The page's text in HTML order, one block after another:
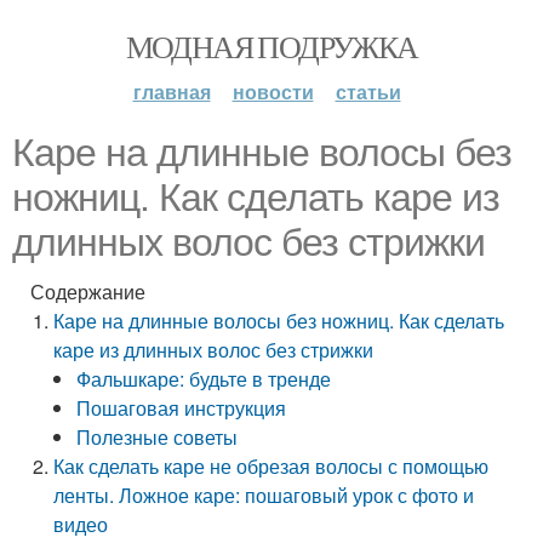
МОДНАЯ ПОДРУЖКА
главная новости статьи
Каре на длинные волосы без
ножниц. Как сделать каре из
длинных волос без стрижки
Содержание
Каре на длинные волосы без ножниц. Как сделать
каре из длинных волос без стрижки
Фальшкаре: будьте в тренде
Пошаговая инструкция
Полезные советы
Как сделать каре не обрезая волосы с помощью
ленты. Ложное каре: пошаговый урок с фото и
видео